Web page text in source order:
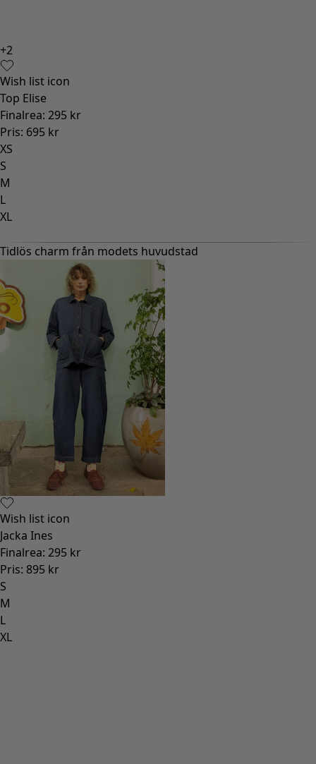
+2
Wish list icon
Top Elise
Finalrea: 295 kr
Pris: 695 kr
XS
S
M
L
XL
Tidlös charm från modets huvudstad
Wish list icon
Jacka Ines
Finalrea: 295 kr
Pris: 895 kr
S
M
L
XL